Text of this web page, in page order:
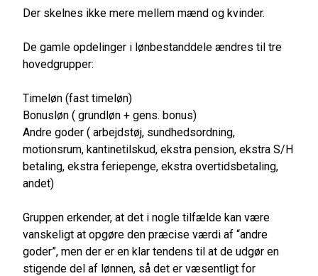
Der skelnes ikke mere mellem mænd og kvinder.
De gamle opdelinger i lønbestanddele ændres til tre
hovedgrupper:
Timeløn (fast timeløn)
Bonusløn ( grundløn + gens. bonus)
Andre goder ( arbejdstøj, sundhedsordning,
motionsrum, kantinetilskud, ekstra pension, ekstra S/H
betaling, ekstra feriepenge, ekstra overtidsbetaling,
andet)
Gruppen erkender, at det i nogle tilfælde kan være
vanskeligt at opgøre den præcise værdi af “andre
goder”, men der er en klar tendens til at de udgør en
stigende del af lønnen, så det er væsentligt for